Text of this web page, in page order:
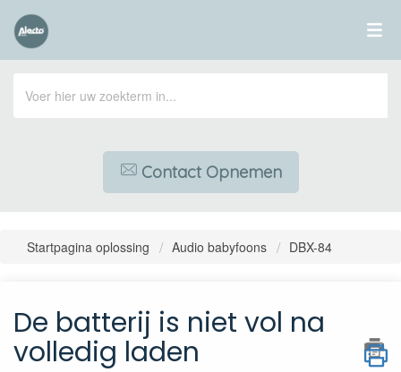
Contact Opnemen
Startpagina oplossing Audio babyfoons DBX-84
De batterij is niet vol na
volledig laden